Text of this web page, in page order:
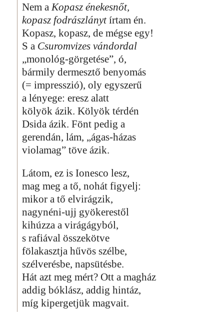
Nem a Kopasz énekesnőt,
kopasz fodrászlánytírtam én.
Kopasz, kopasz, de mégse egy!
S a Csuromvizes vándordal
„monológ-görgetése”, ó,
bármily dermesztő benyomás
(= impresszió), oly egyszerű
a lényege: eresz alatt
kölyök ázik. Kölyök térdén
Dsida ázik. Fönt pedig a
gerendán, lám, „ágas-házas
violamag” töve ázik.
Látom, ez is Ionesco lesz,
mag meg a tő, nohát figyelj:
mikor a tő elvirágzik,
nagynéni-ujj gyökerestől
kihúzza a virágágyból,
s rafiával összekötve
fölakasztja hűvös szélbe,
szélverésbe, napsütésbe.
Hát azt meg mért? Ott a magház
addig bóklász, addig hintáz,
míg kipergetjük magvait.